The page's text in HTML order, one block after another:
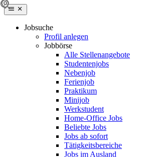
Jobsuche
Profil anlegen
Jobbörse
Alle Stellenangebote
Studentenjobs
Nebenjob
Ferienjob
Praktikum
Minijob
Werkstudent
Home-Office Jobs
Beliebte Jobs
Jobs ab sofort
Tätigkeitsbereiche
Jobs im Ausland